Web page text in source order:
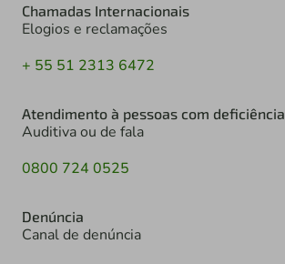
Chamadas Internacionais
Elogios e reclamações
+ 55 51 2313 6472
Atendimento à pessoas com deficiência
Auditiva ou de fala
0800 724 0525
Denúncia
Canal de denúncia